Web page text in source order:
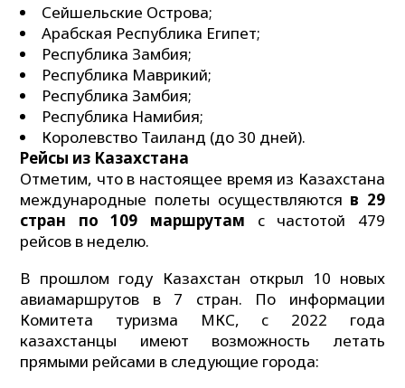
Сейшельские Острова;
Арабская Республика Египет;
Республика Замбия;
Республика Маврикий;
Республика Замбия;
Республика Намибия;
Королевство Таиланд (до 30 дней).
Рейсы из Казахстана
Отметим, что в настоящее время из Казахстана
международные полеты осуществляются в 29
стран по 109 маршрутам с частотой 479
рейсов в неделю.
В прошлом году Казахстан открыл 10 новых
авиамаршрутов в 7 стран. По информации
Комитета туризма МКС, c 2022 года
казахстанцы имеют возможность летать
прямыми рейсами в следующие города: